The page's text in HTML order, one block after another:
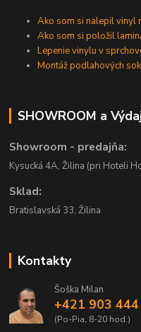
Ako som si nalepil vinyl
Ako som si položil
Lepenie vinylu v
Montáž podlahových
SHOWROOM a
Showroom - predajňa:
Kysucká 4A, Žilina (pri Hoteli
Sklad:
Bratislavská 33, Žilina
Kontakty
Šoška Milan
+421 903
(Po-Pia, 8-20 hod.)